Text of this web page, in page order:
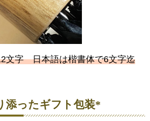
文字 日本語は楷書体で6文字迄
添ったギフト包装*